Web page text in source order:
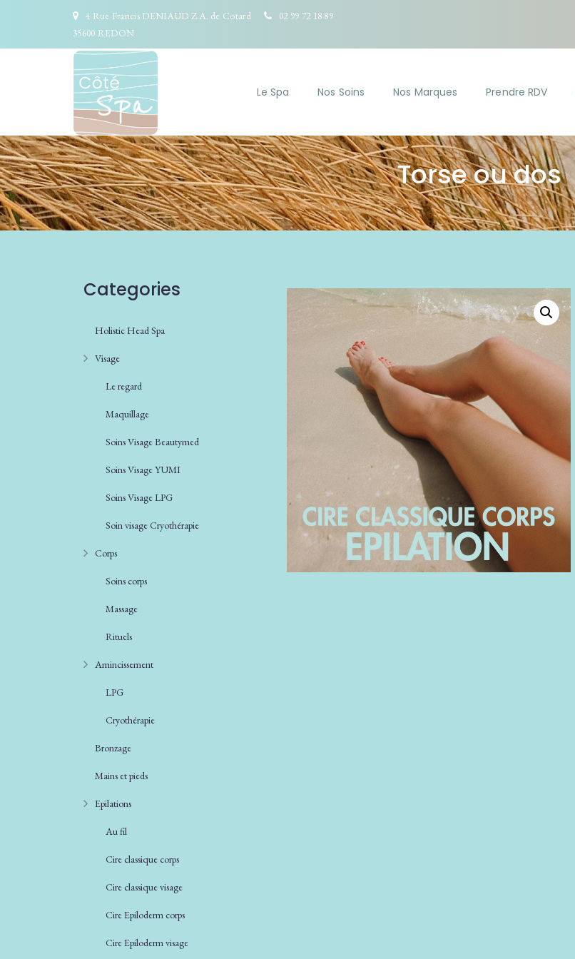
4 Rue Francis DENIAUD Z.A. de Cotard
35600 REDON
02 99 72 18 89
Le Spa Nos Soins Nos Marques Prendre RDV
Torse ou dos
Categories
Holistic Head Spa
Visage
Le regard
Maquillage
Soins Visage Beautymed
Soins Visage YUMI
Soins Visage LPG
Soin visage Cryothérapie
Corps
Soins corps
Massage
Rituels
Amincissement
LPG
Cryothérapie
Bronzage
Mains et pieds
Epilations
Au fil
Cire classique corps
Cire classique visage
Cire Epiloderm corps
Cire Epiloderm visage